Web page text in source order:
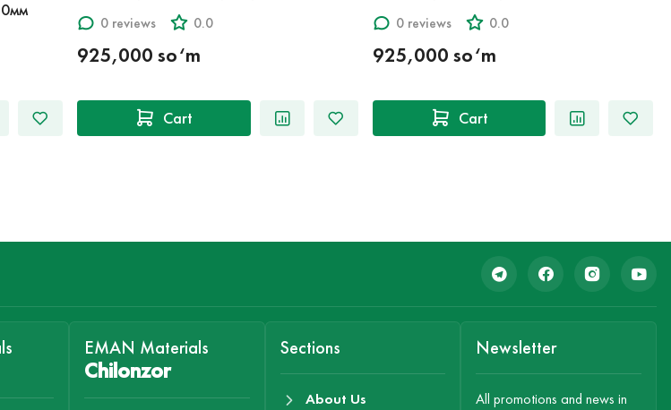
0 reviews 0.0
925,000 so‘m
Cart
0 reviews 0.0
925,000 so‘m
Cart
EMAN Materials
Chilonzor
Sections
About Us
Newsletter
All promotions and news in